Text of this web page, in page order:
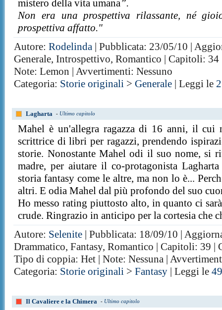
mistero della vita umana”.
Non era una prospettiva rilassante, né
prospettiva affatto."
Autore:Rodelinda | Pubblicata: 23/05/10 |
Generale, Introspettivo, Romantico | Capitoli: 34
Note: Lemon | Avvertimenti: Nessuno
Categoria: Storie originali >Generale | Leggi le
Lagharta - Ultimo capitolo
Mahel è un'allegra ragazza di 16 anni, il cui
scrittrice di libri per ragazzi, prendendo
storie. Nonostante Mahel odi il suo nome, si
madre, per aiutare il co-protagonista
storia fantasy come le altre, ma non lo è...
altri. E odia Mahel dal più profondo del suo
Ho messo rating piuttosto alto, in quanto ci
crude. Ringrazio in anticipo per la cortesia che
Autore: Selenite | Pubblicata: 18/09/10 |
Drammatico, Fantasy, Romantico | Capitoli: 39 |
Tipo di coppia: Het | Note: Nessuna |
Categoria: Storie originali >Fantasy | Leggi le
Il Cavaliere e la Chimera - Ultimo capitolo